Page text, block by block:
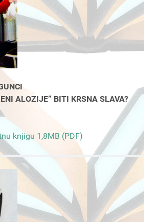
ALOZIJE” BITI KRSNA SLAVA?
knjigu 1,8MB (PDF)